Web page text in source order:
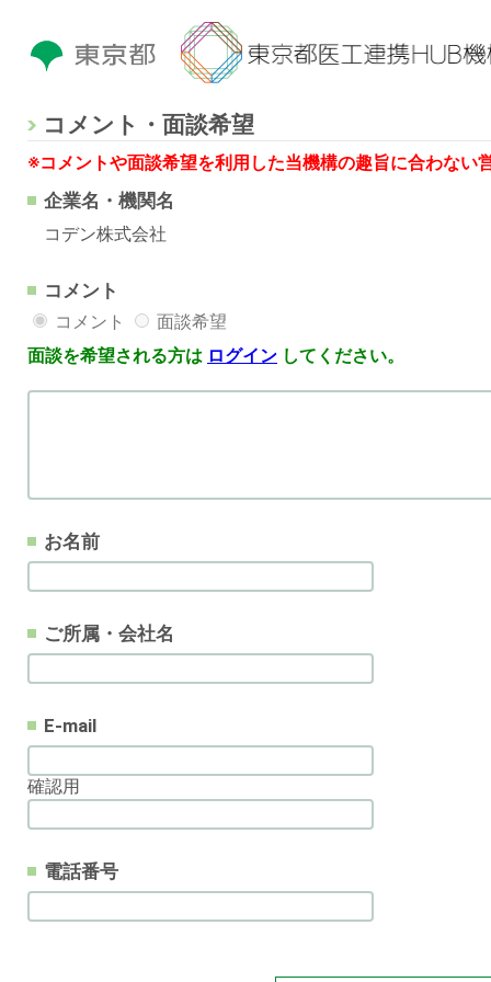
コメント・面談希望
※コメントや面談希望を利用した当機構の趣旨に合わない
企業名・機関名
コデン株式会社
コメント
コメント
面談希望
面談を希望される方は ログイン してください。
お名前
ご所属・会社名
E-mail
確認用
電話番号